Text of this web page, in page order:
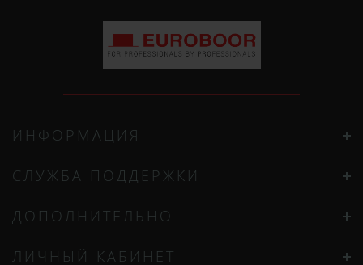
ИНФОРМАЦИЯ
СЛУЖБА ПОДДЕРЖКИ
ДОПОЛНИТЕЛЬНО
ЛИЧНЫЙ КАБИНЕТ